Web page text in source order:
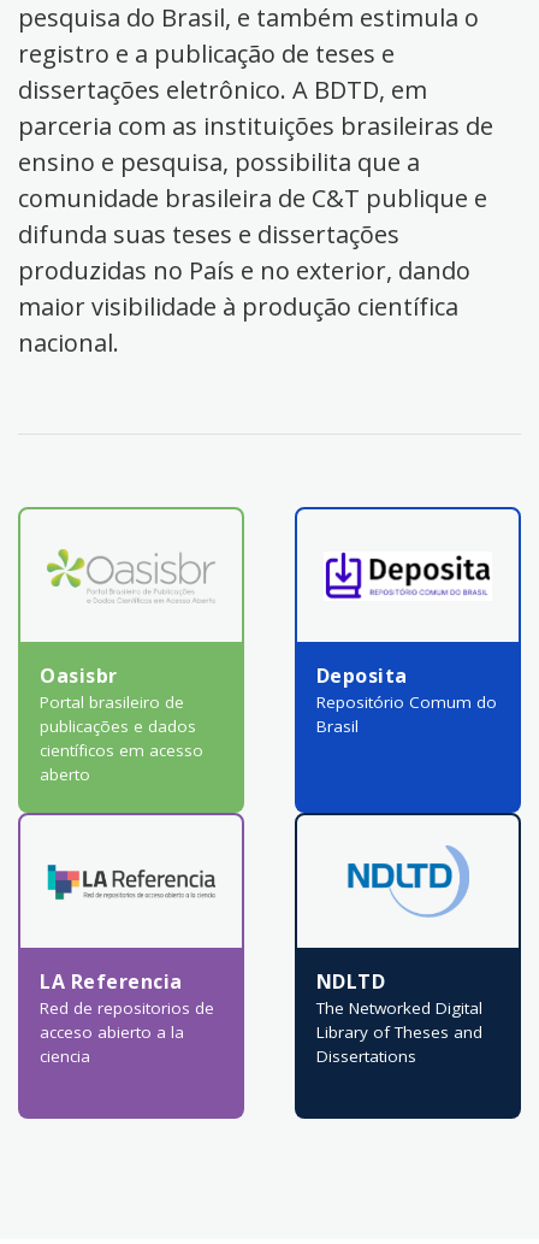
pesquisa do Brasil, e também estimula o
registro e a publicação de teses e
dissertações eletrônico. A BDTD, em
parceria com as instituições brasileiras de
ensino e pesquisa, possibilita que a
comunidade brasileira de C&T publique e
difunda suas teses e dissertações
produzidas no País e no exterior, dando
maior visibilidade à produção científica
nacional.
Oasisbr
Portal brasileiro de
publicações e dados
científicos em acesso
aberto
Deposita
Repositório Comum do
Brasil
LA Referencia
Red de repositorios de
acceso abierto a la
ciencia
NDLTD
The Networked Digital
Library of Theses and
Dissertations